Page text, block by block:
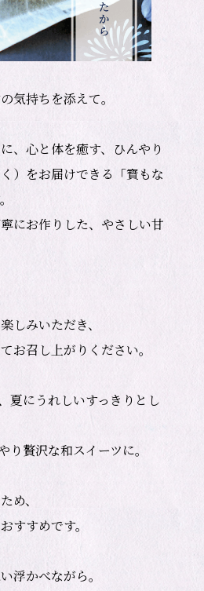
気持ちを添えて。
、心と体を癒す、ひんやり
）をお届けできる「寳もな
にお作りした、やさしい甘
しみいただき、
お召し上がりください。
夏にうれしいすっきりとし
贅沢な和スイーツに。
め、
すすめです。
浮かべながら。